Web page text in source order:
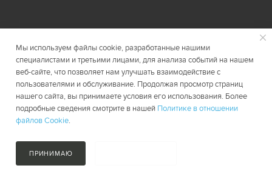
2026 © SBMRNE.RU Карта сайта
Мы используем файлы cookie, разработанные нашими
специалистами и третьими лицами, для анализа событий на нашем
веб-сайте, что позволяет нам улучшать взаимодействие с
пользователями и обслуживание. Продолжая просмотр страниц
нашего сайта, вы принимаете условия его использования. Более
подробные сведения смотрите в нашей Политике в отношении
файлов Cookie.
ПРИНИМАЮ